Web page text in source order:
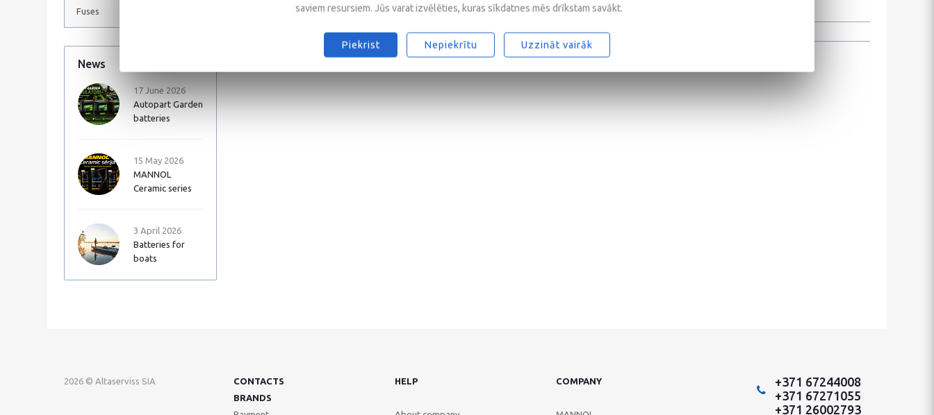
Fuses
News
17 June 2026
Autopart Garden
batteries
15 May 2026
MANNOL
Ceramic series
3 April 2026
Batteries for
boats
2026 © Altaserviss SIA CONTACTS HELP
COMPANY
BRANDS
+371 67244008
+371 67271055
+371 26002793
saviem resursiem. Jūs varat izvēlēties, kuras sīkdatnes mēs drīkstam savākt.
Piekrist Nepiekrītu Uzzināt vairāk